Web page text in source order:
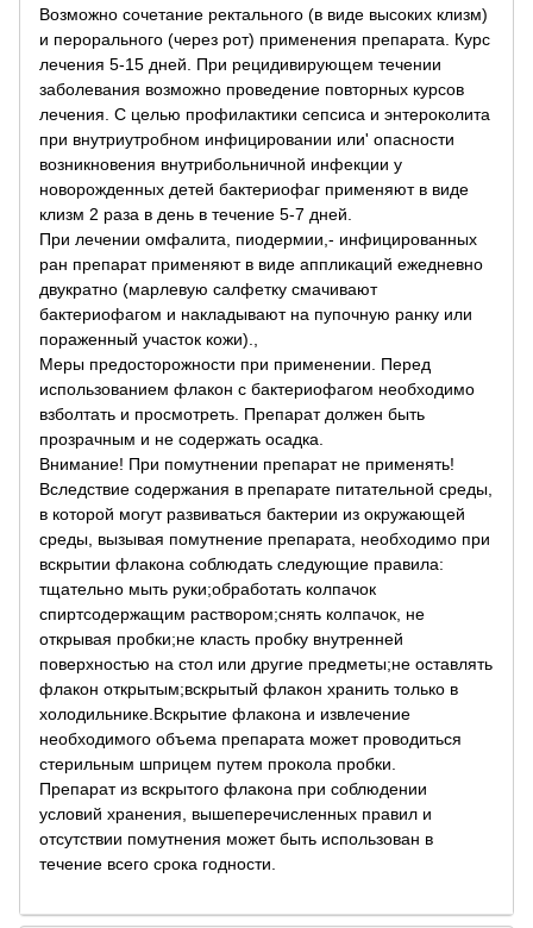
Возможно сочетание ректального (в виде высоких клизм)
и перорального (через рот) применения препарата. Курс
лечения 5-15 дней. При рецидивирующем течении
заболевания возможно проведение повторных курсов
лечения. С целью профилактики сепсиса и энтероколита
при внутриутробном инфицировании или' опасности
возникновения внутрибольничной инфекции у
новорожденных детей бактериофаг применяют в виде
клизм 2 раза в день в течение 5-7 дней.
При лечении омфалита, пиодермии,- инфицированных
ран препарат применяют в виде аппликаций ежедневно
двукратно (марлевую салфетку смачивают
бактериофагом и накладывают на пупочную ранку или
пораженный участок кожи).,
Меры предосторожности при применении. Перед
использованием флакон с бактериофагом необходимо
взболтать и просмотреть. Препарат должен быть
прозрачным и не содержать осадка.
Внимание! При помутнении препарат не применять!
Вследствие содержания в препарате питательной среды,
в которой могут развиваться бактерии из окружающей
среды, вызывая помутнение препарата, необходимо при
вскрытии флакона соблюдать следующие правила:
тщательно мыть руки;обработать колпачок
спиртсодержащим раствором;снять колпачок, не
открывая пробки;не класть пробку внутренней
поверхностью на стол или другие предметы;не оставлять
флакон открытым;вскрытый флакон хранить только в
холодильнике.Вскрытие флакона и извлечение
необходимого объема препарата может проводиться
стерильным шприцем путем прокола пробки.
Препарат из вскрытого флакона при соблюдении
условий хранения, вышеперечисленных правил и
отсутствии помутнения может быть использован в
течение всего срока годности.